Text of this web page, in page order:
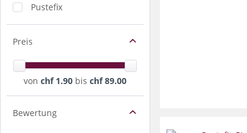
Pustefix
Preis
von chf 1.90 bis chf 89.00
Bewertung